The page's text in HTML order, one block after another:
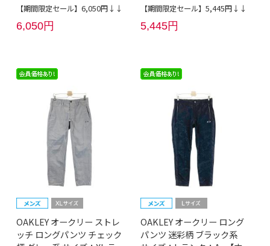
【期間限定セール】6,050円↓↓
6,050円
【期間限定セール】5,445円↓↓
5,445円
OAKLEY オークリー ストレ
ッチ ロングパンツ チェック
OAKLEY オークリー ロング
パンツ 迷彩柄 ブラック系